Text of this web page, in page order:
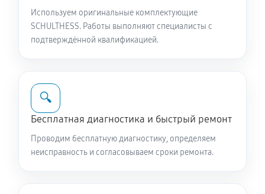
Используем оригинальные комплектующие
SCHULTHESS. Работы выполняют специалисты с
подтверждённой квалификацией.
🔍
Бесплатная диагностика и быстрый ремонт
Проводим бесплатную диагностику, определяем
неисправность и согласовываем сроки ремонта.